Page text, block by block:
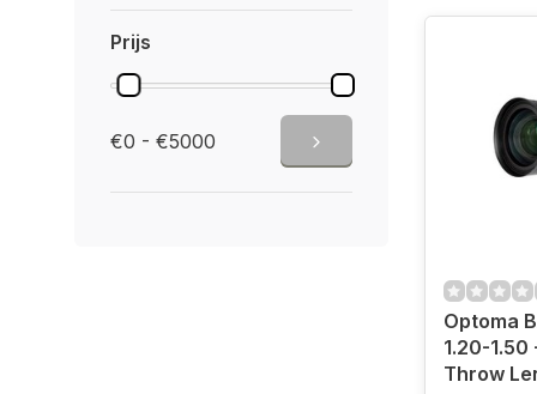
Prijs
€0 - €5000
Optoma
1.20-
Throw